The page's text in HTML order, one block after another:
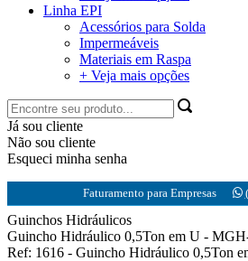
Linha EPI
Acessórios para Solda
Impermeáveis
Materiais em Raspa
+ Veja mais opções
Já sou cliente
Não sou cliente
Esqueci minha senha
Faturamento para Empresas
Guinchos Hidráulicos
Guincho Hidráulico 0,5Ton em U -
Ref: 1616 - Guincho Hidráulico 0,5Ton